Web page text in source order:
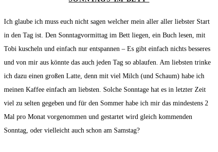
Ich glaube ich muss euch nicht sagen welcher mein aller aller liebster Start
in den Tag ist. Den Sonntagvormittag im Bett liegen, ein Buch lesen, mit
Tobi kuscheln und einfach nur entspannen – Es gibt einfach nichts besseres
und von mir aus könnte das auch jeden Tag so ablaufen. Am liebsten trinke
ich dazu einen großen Latte, denn mit viel Milch (und Schaum) habe ich
meinen Kaffee einfach am liebsten. Solche Sonntage hat es in letzter Zeit
viel zu selten gegeben und für den Sommer habe ich mir das mindestens 2
Mal pro Monat vorgenommen und gestartet wird gleich kommenden
Sonntag, oder vielleicht auch schon am Samstag?